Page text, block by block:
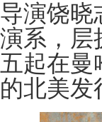
导演饶晓
演系，层
五起在曼
的北美发